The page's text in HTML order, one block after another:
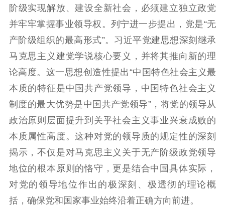
社科强省 工作通知
成果集萃
江苏文脉
资料下载
新闻宣传
主题宣传 对外宣传
新闻发布
记者之家
品牌栏目
文化文艺
精品生产 文化惠民
文化传承
文化交流
体制改革
文化产业
紫金文化艺术节
品牌活动 紫艺舞台
精神文明
阶级实现解放、建设全新社会，必须建立独立政党
并牢牢掌握事业领导权。列宁进一步提出，党是“无
产阶级组织的最高形式”。习近平党建思想深刻继承
马克思主义建党学说核心要义，并将其推向新的理
论高度。这一思想创造性提出“中国特色社会主义最
本质的特征是中国共产党领导，中国特色社会主义
制度的最大优势是中国共产党领导”，将党的领导从
政治原则层面提升到关乎社会主义事业兴衰成败的
本质属性高度。这种对党的领导质的规定性的深刻
揭示，不仅是对马克思主义关于无产阶级政党领导
地位的根本原则的恪守，更是结合中国具体实际，
对党的领导地位作出的极深刻、极透彻的理论概
括，确保党和国家事业始终沿着正确方向前进。